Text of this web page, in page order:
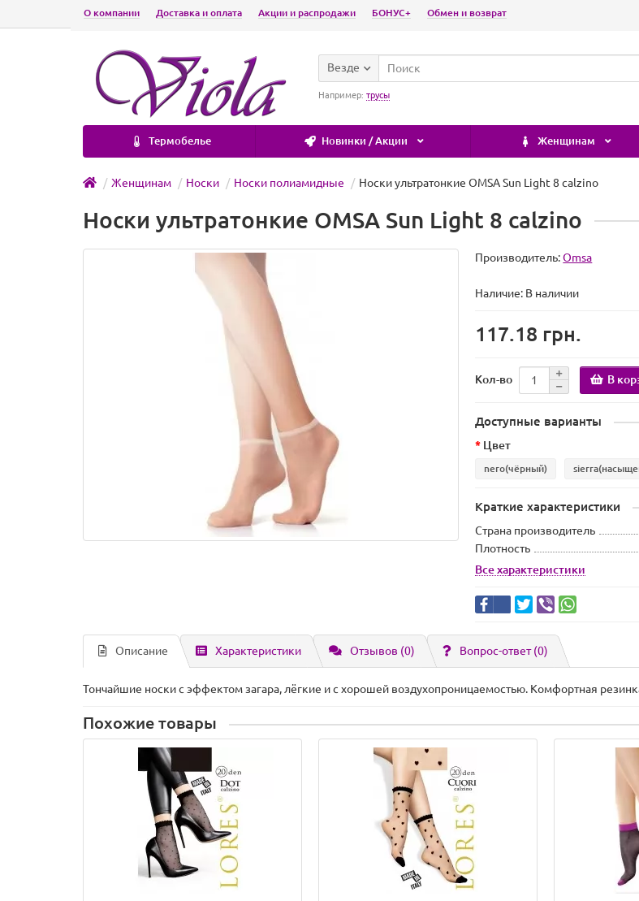
О компании Доставка и оплата Акции и распродажи БОНУС+ Обмен и возврат
Везде
Например: трусы
Термобелье Новинки / Акции Женщинам
Женщинам Носки Носки полиамидные Носки ультратонкие OMSA Sun Light 8 calzino
Носки ультратонкие OMSA Sun Light 8 calzino
Производитель:Omsa
Наличие: В наличии
117.18 грн.
Кол-во В
Доступные варианты
Цвет
nero(чёрный)
Краткие характеристики
Страна производитель
Плотность
Все характеристики
Описание Характеристики Отзывов (0) Вопрос-ответ(0)
Тончайшие носки с эффектом загара, лёгкие и с хорошей воздухопроницаемостью. Комфортная
Похожие товары